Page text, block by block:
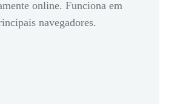
online. Funciona em
navegadores.